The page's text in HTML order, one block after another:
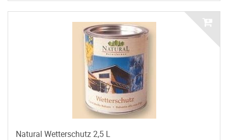
Natural Wetterschutz 2,5 L